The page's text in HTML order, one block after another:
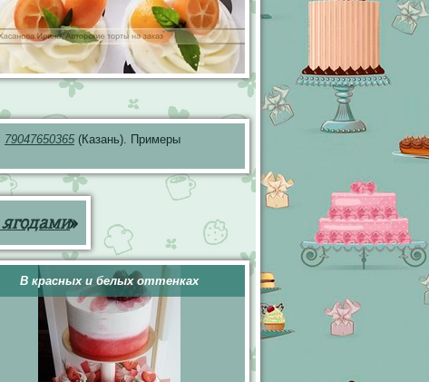
79047650365 (Казань). Примеры
»
В красных и белых оттенках